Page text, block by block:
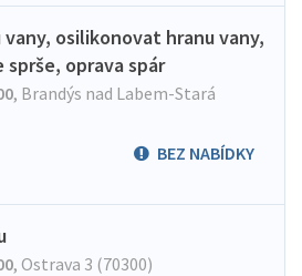
vany, osilikonovat hranu vany,
sprše, oprava spár
, Brandýs nad Labem-Stará
BEZ NABÍDKY
, Ostrava 3 (70300)